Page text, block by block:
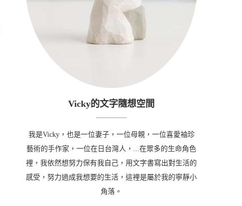
Vicky的文字隨想空間
我是Vicky，也是一位妻子，一位母親，一位喜愛袖珍
藝術的手作家，一位在日台灣人，...在眾多的生命角色
裡，我依然想努力保有我自己，用文字書寫出對生活的
感受，努力過成我想要的生活，這裡是屬於我的寧靜小
角落。